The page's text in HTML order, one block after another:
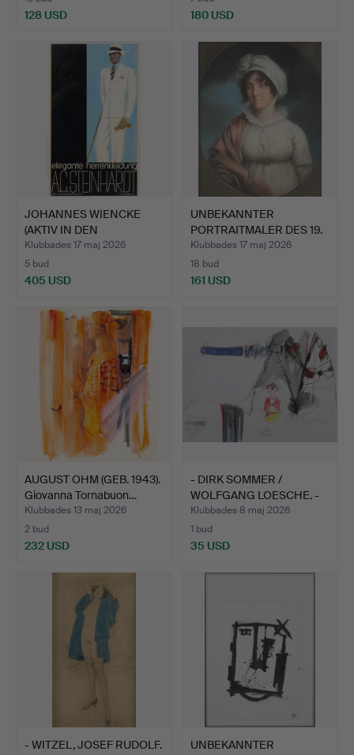
128 USD 180 USD
JOHANNES WIENCKE
(AKTIV IN DEN
1920ER/30ER…
Klubbades 17 maj 2026
5 bud
405 USD
UNBEKANNTER
PORTRAITMALER DES 19.
JAHRHUND…
Klubbades 17 maj 2026
18 bud
161 USD
AUGUST OHM (GEB. 1943).
Giovanna Tornabuon…
Klubbades 13 maj 2026
2 bud
232 USD
- DIRK SOMMER /
WOLFGANG LOESCHE. -
Schwei…
Klubbades 8 maj 2026
1 bud
35 USD
- WITZEL, JOSEF RUDOLF.
UNBEKANNTER